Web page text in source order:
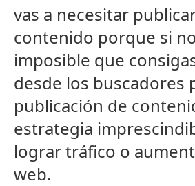
vas a necesitar
contenido porque si
imposible que
desde los buscadores
publicación de
estrategia
lograr tráfico o
web.